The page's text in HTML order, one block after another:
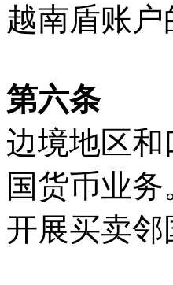
越南盾账
第六条
边境地区
国货币业
开展买卖邻